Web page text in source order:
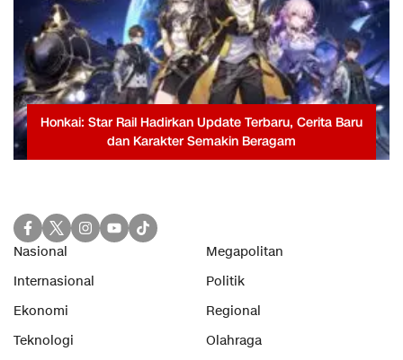
Honkai: Star Rail Hadirkan Update Terbaru, Cerita Baru
dan Karakter Semakin Beragam
Nasional
Megapolitan
Internasional
Politik
Ekonomi
Regional
Teknologi
Olahraga